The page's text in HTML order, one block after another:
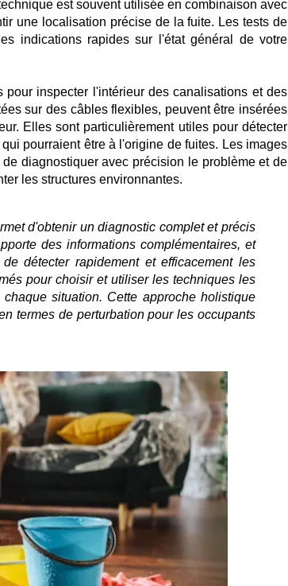
est souvent utilisée en combinaison avec
une localisation précise de la fuite. Les tests de
indications rapides sur l'état général de votre
inspecter l'intérieur des canalisations et des
sur des câbles flexibles, peuvent être insérées
Elles sont particulièrement utiles pour détecter
pourraient être à l'origine de fuites. Les images
diagnostiquer avec précision le problème et de
les structures environnantes.
d'obtenir un diagnostic complet et précis
des informations complémentaires, et
détecter rapidement et efficacement les
pour choisir et utiliser les techniques les
situation. Cette approche holistique
termes de perturbation pour les occupants